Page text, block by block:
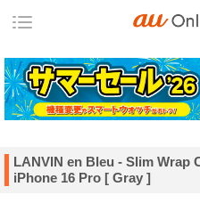
LANVIN en Bleu - Slim Wrap
iPhone 16 Pro [ Gray ]